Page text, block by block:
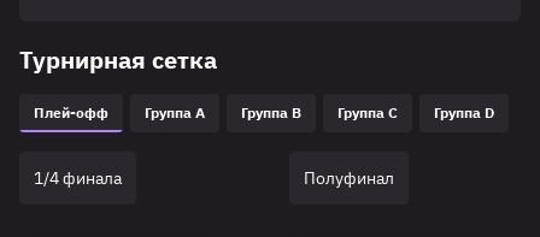
Турнирная сетка
Плей-офф Группа A Группа B Группа C Группа D
1/4 финала Полуфинал